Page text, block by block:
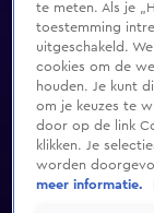
te meten. Als je
toestemming
uitgeschakeld.
cookies om de
houden. Je kunt
om je keuzes te
door op de link
klikken. Je
worden
meer informatie.